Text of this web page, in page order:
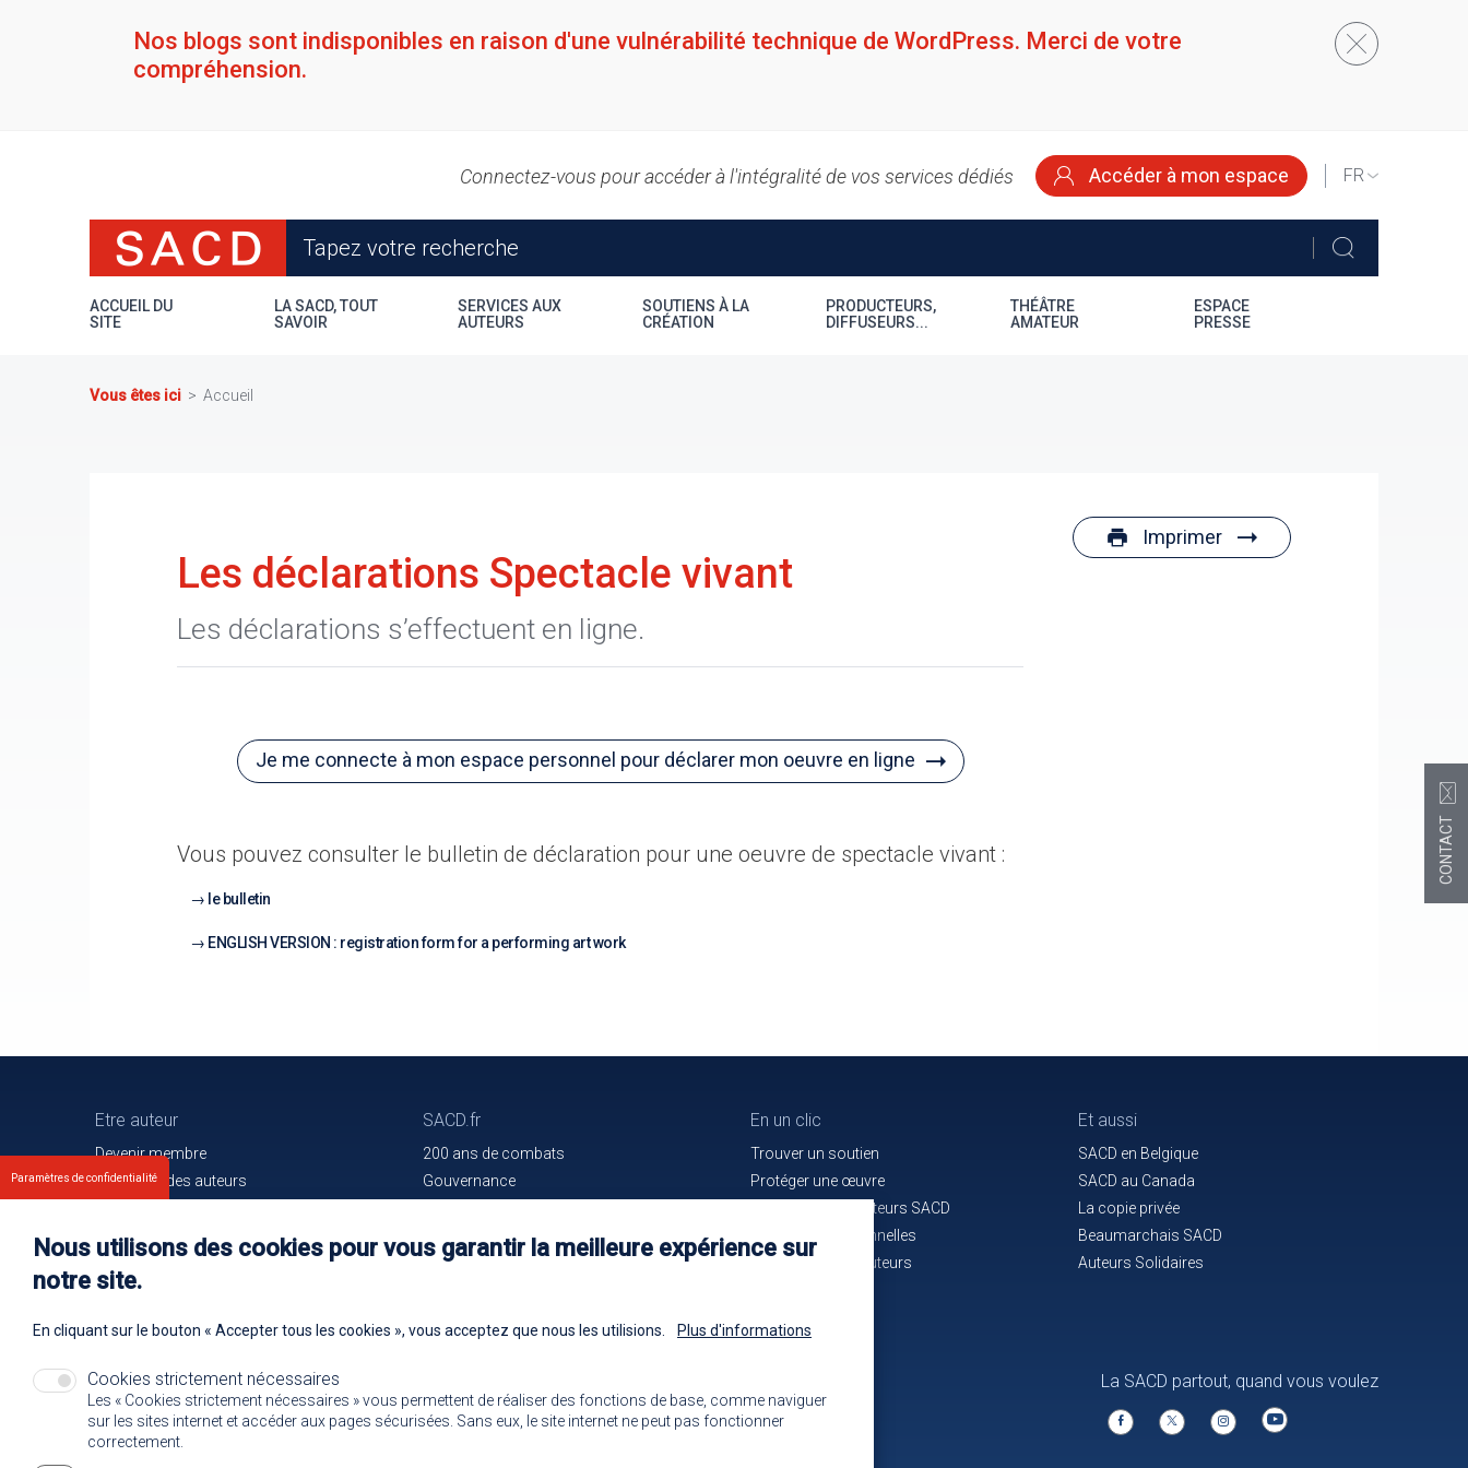
Nos blogs sont indisponibles en raison d'une vulnérabilité technique de WordPress. Merci de votre
compréhension.
Connectez-vous pour accéder à l'intégralité de vos services dédiés Accéder à mon espace
SELECT
LANGUAGE
ACCUEIL DU
SITE
LA SACD, TOUT
SAVOIR
SERVICES AUX
AUTEURS
SOUTIENS À LA
CRÉATION
PRODUCTEURS,
DIFFUSEURS...
THÉÂTRE
AMATEUR
ESPACE
PRESSE
Vous êtes ici Accueil
Les déclarations Spectacle vivant
Les déclarations s’effectuent en ligne.
Je me connecte à mon espace personnel pour déclarer mon oeuvre en ligne
Vous pouvez consulter le bulletin de déclaration pour une oeuvre de spectacle vivant :
le bulletin
ENGLISH VERSION : registration form for a performing art work
Imprimer
Etre auteur
Devenir membre
Les droits des auteurs
Nos membres
SACD.fr
200 ans de combats
Gouvernance
Communiqués de presse
Oeuvres en cours d'identification
En un clic
Trouver un soutien
Protéger une œuvre
La maison des auteurs SACD
Alertes professionnelles
La mutuelle des auteurs
Et aussi
SACD en Belgique
SACD au Canada
La copie privée
Beaumarchais SACD
Auteurs Solidaires
La SACD partout, quand vous voulez
CONTACT
Paramètres de confidentialité
Nous utilisons des cookies pour vous garantir la meilleure expérience sur
notre site.
En cliquant sur le bouton « Accepter tous les cookies », vous acceptez que nous les utilisions. Plus d'informations
Cookies strictement nécessaires
Les « Cookies strictement nécessaires » vous permettent de réaliser des fonctions de base, comme naviguer
sur les sites internet et accéder aux pages sécurisées. Sans eux, le site internet ne peut pas fonctionner
correctement.